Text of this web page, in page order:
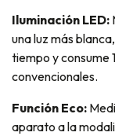
Iluminación LED:
una luz más
tiempo y consume
convencionales.
Función Eco:
aparato a la